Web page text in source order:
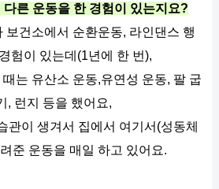
른 운동을 한 경험이 있는지요?
보건소에서 순환운동, 라인댄스 행
험이 있는데(1년에 한 번),
는 유산소 운동,유연성 운동, 팔 굽
, 런지 등을 했어요,
관이 생겨서 집에서 여기서(성동체
준 운동을 매일 하고 있어요.